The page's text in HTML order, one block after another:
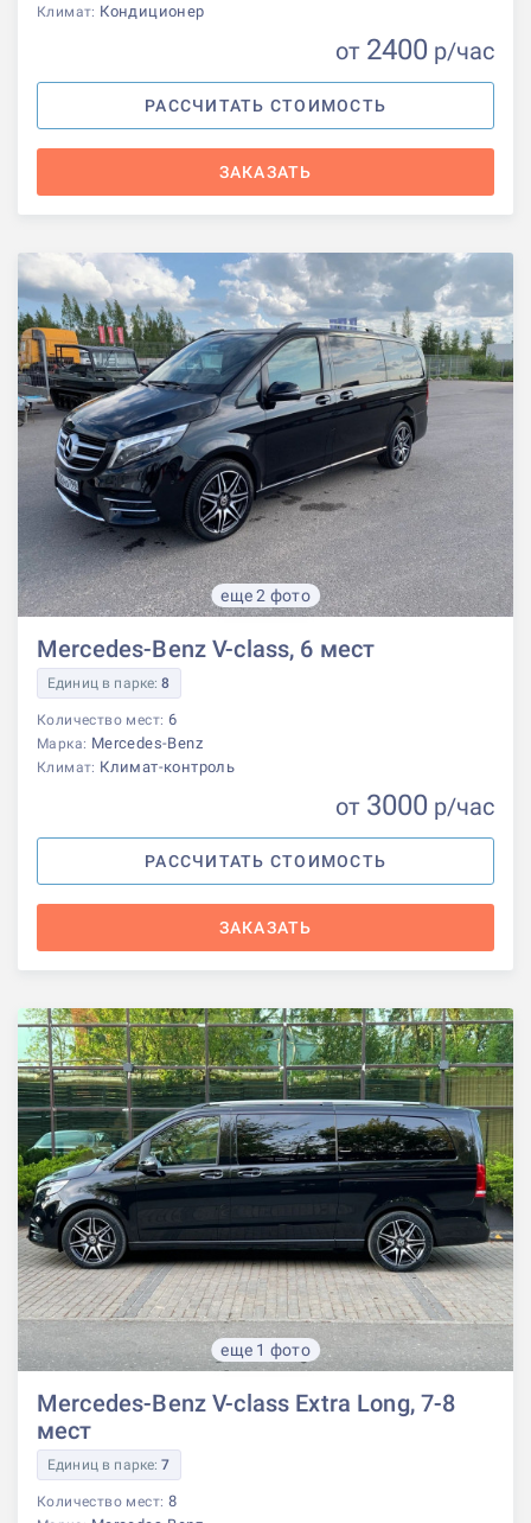
Климат: Кондиционер
от 2400 р/час
РАССЧИТАТЬ СТОИМОСТЬ
ЗАКАЗАТЬ
еще 2 фото
Mercedes-Benz V-class, 6 мест
Единиц в парке:8
Количество мест: 6
Марка: Mercedes-Benz
Климат: Климат-контроль
от 3000 р/час
РАССЧИТАТЬ СТОИМОСТЬ
ЗАКАЗАТЬ
еще 1 фото
Mercedes-Benz V-class Extra Long, 7-8
мест
Единиц в парке:7
Количество мест: 8